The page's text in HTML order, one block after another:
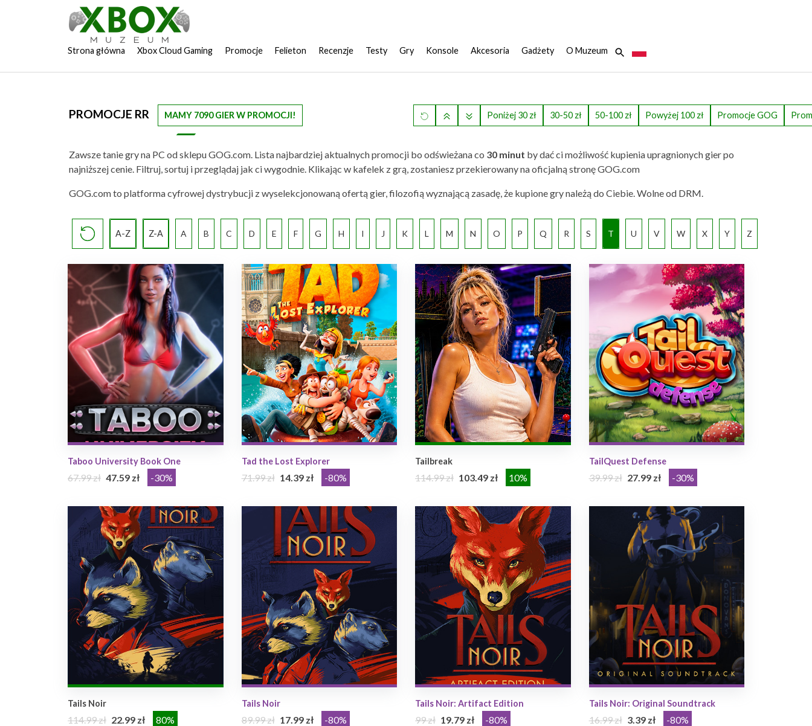
Strona główna Xbox Cloud Gaming Promocje Felieton Recenzje Testy Gry Konsole Akcesoria Gadżety O Muzeum
PROMOCJE RR MAMY 7090 GIER W PROMOCJI! Poniżej 30 zł 30-50 zł 50-100 zł Powyżej 100 zł Promocje GOG
Zawsze tanie gry na PC od sklepu GOG.com. Lista najbardziej aktualnych promocji bo odświeżana co 30 minut by dać ci możliwość kupienia upragnionych gier po
najniższej cenie. Filtruj, sortuj i przeglądaj jak ci wygodnie. Klikając w kafelek z grą, zostaniesz przekierowany na oficjalną stronę GOG.com
GOG.com to platforma cyfrowej dystrybucji z wyselekcjonowaną ofertą gier, filozofią wyznającą zasadę, że kupione gry należą do Ciebie. Wolne od DRM.
A-Z Z-A A B C D E F G H I J K L M N O P Q R S T U V W X Y Z
Taboo University Book One
67.99 zł 47.59 zł -30%
Tad the Lost Explorer
71.99 zł 14.39 zł -80%
Tailbreak
114.99 zł 103.49 zł 10%
TailQuest Defense
39.99 zł 27.99 zł -30%
Tails Noir
114.99 zł 22.99 zł 80%
Tails Noir
89.99 zł 17.99 zł -80%
Tails Noir: Artifact Edition
99 zł 19.79 zł -80%
Tails Noir: Original Soundtrack
16.99 zł 3.39 zł -80%